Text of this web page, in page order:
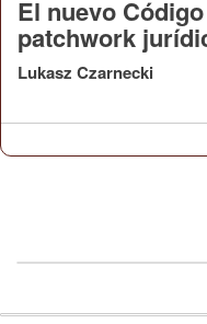
El nuevo
patchwork
Lukasz Czarnecki